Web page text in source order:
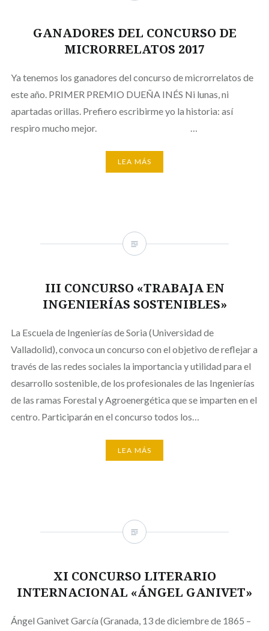
GANADORES DEL CONCURSO DE
MICRORRELATOS 2017
Ya tenemos los ganadores del concurso de microrrelatos de
este año. PRIMER PREMIO DUEÑA INÉS Ni lunas, ni
apartadas orillas. Prefiero escribirme yo la historia: así
respiro mucho mejor. …
LEA MÁS
III CONCURSO «TRABAJA EN
INGENIERÍAS SOSTENIBLES»
La Escuela de Ingenierías de Soria (Universidad de
Valladolid), convoca un concurso con el objetivo de reflejar a
través de las redes sociales la importancia y utilidad para el
desarrollo sostenible, de los profesionales de las Ingenierías
de las ramas Forestal y Agroenergética que se imparten en el
centro. Participarán en el concurso todos los…
LEA MÁS
XI CONCURSO LITERARIO
INTERNACIONAL «ÁNGEL GANIVET»
Ángel Ganivet García (Granada, 13 de diciembre de 1865 –